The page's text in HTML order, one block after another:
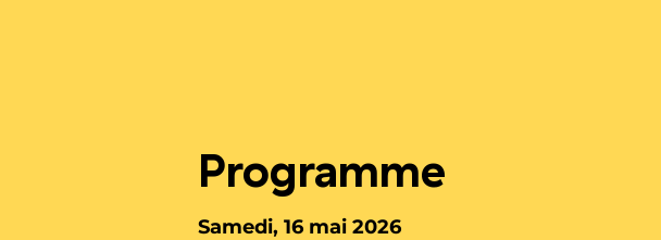
Programme
Samedi, 16 mai 2026